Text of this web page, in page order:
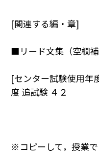
[関連する編・章]
■リード文集（空欄補
[センター試験使用年
度 追試験 ４２
※コピーして，授業で